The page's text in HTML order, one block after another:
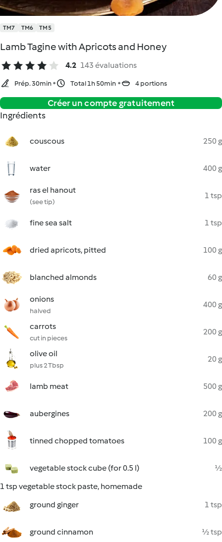
TM7 TM6 TM5
Lamb Tagine with Apricots and Honey
4.2 143 évaluations
Prép. 30min Total 1h 50min 4 portions
Créer un compte gratuitement
Ingrédients
couscous 250 g
water 400 g
ras el hanout
(see tip)
1 tsp
fine sea salt 1 tsp
dried apricots, pitted 100 g
blanched almonds 60 g
onions
halved
400 g
carrots
cut in pieces
200 g
olive oil
plus 2 Tbsp
20 g
lamb meat 500 g
aubergines 200 g
tinned chopped tomatoes 100 g
vegetable stock cube (for 0.5 l)
½
1 tsp vegetable stock paste, homemade
ground ginger
1 tsp
ground cinnamon ½ tsp